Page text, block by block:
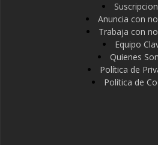
Anuncia con
Trabaja con
Equipo
Quienes
Política de
Política de